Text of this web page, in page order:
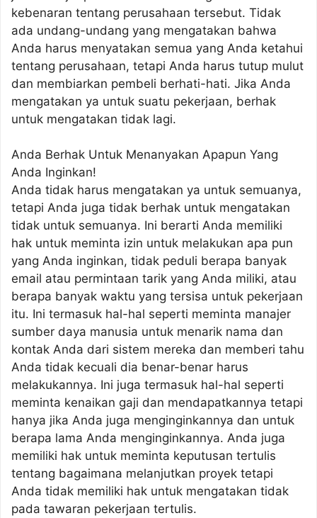
kebenaran tentang perusahaan tersebut. Tidak
ada undang-undang yang mengatakan bahwa
Anda harus menyatakan semua yang Anda ketahui
tentang perusahaan, tetapi Anda harus tutup mulut
dan membiarkan pembeli berhati-hati. Jika Anda
mengatakan ya untuk suatu pekerjaan, berhak
untuk mengatakan tidak lagi.
Anda Berhak Untuk Menanyakan Apapun Yang
Anda Inginkan!
Anda tidak harus mengatakan ya untuk semuanya,
tetapi Anda juga tidak berhak untuk mengatakan
tidak untuk semuanya. Ini berarti Anda memiliki
hak untuk meminta izin untuk melakukan apa pun
yang Anda inginkan, tidak peduli berapa banyak
email atau permintaan tarik yang Anda miliki, atau
berapa banyak waktu yang tersisa untuk pekerjaan
itu. Ini termasuk hal-hal seperti meminta manajer
sumber daya manusia untuk menarik nama dan
kontak Anda dari sistem mereka dan memberi tahu
Anda tidak kecuali dia benar-benar harus
melakukannya. Ini juga termasuk hal-hal seperti
meminta kenaikan gaji dan mendapatkannya tetapi
hanya jika Anda juga menginginkannya dan untuk
berapa lama Anda menginginkannya. Anda juga
memiliki hak untuk meminta keputusan tertulis
tentang bagaimana melanjutkan proyek tetapi
Anda tidak memiliki hak untuk mengatakan tidak
pada tawaran pekerjaan tertulis.